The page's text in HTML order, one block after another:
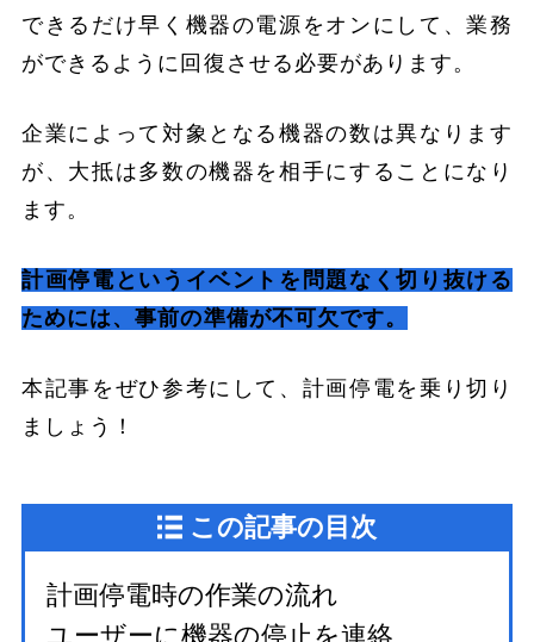
できるだけ早く機器の電源をオンにして、業務
ができるように回復させる必要があります。
企業によって対象となる機器の数は異なります
が、大抵は多数の機器を相手にすることになり
ます。
計画停電というイベントを問題なく切り抜ける
ためには、事前の準備が不可欠です。
本記事をぜひ参考にして、計画停電を乗り切り
ましょう！
この記事の目次
計画停電時の作業の流れ
ユーザーに機器の停止を連絡